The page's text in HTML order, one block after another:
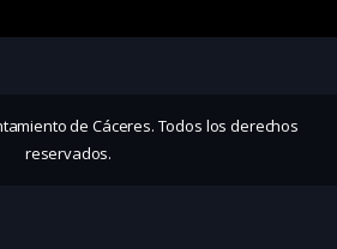
de Cáceres. Todos los derechos
reservados.